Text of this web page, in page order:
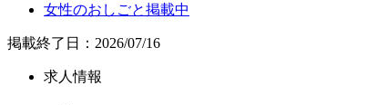
女性のおしごと掲載中
掲載終了日：2026/07/16
求人情報